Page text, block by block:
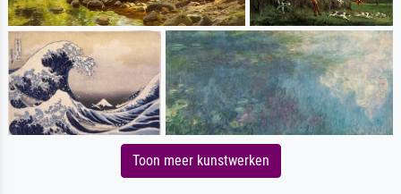
Toon meer kunstwerken